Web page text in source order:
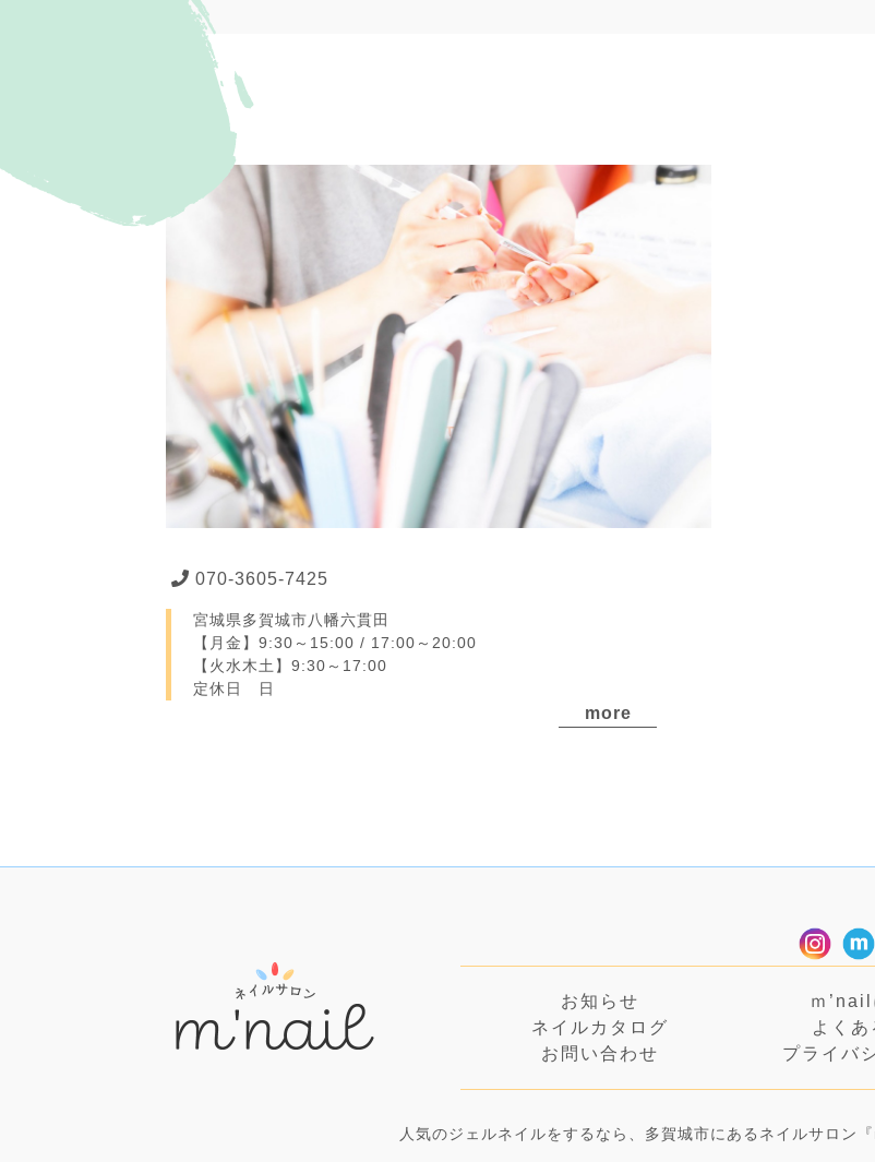
070-3605-7425
宮城県多賀城市八幡六貫田
【月金】9:30～15:00 / 17:00～20:00
【火水木土】9:30～17:00
定休日 日
more
お知らせ ｍ
ネイルカタログ
よくあ
お問い合わせ
プライバ
人気のジェルネイルをするなら、多賀城市にあるネイルサロン